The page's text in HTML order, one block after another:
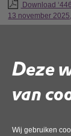
Deze
van
Wij gebruiken
Download
13 november 2025,